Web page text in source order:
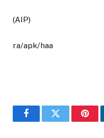
(AIP)
ra/apk/haa
FacebookTwitter